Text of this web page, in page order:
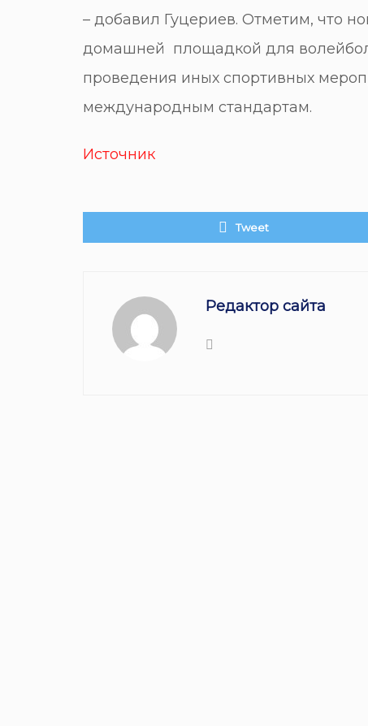
– добавил Гуцериев. Отметим, что
домашней площадкой для
проведения иных спортивных
международным стандартам.
Источник
Tweet
Редактор сайта